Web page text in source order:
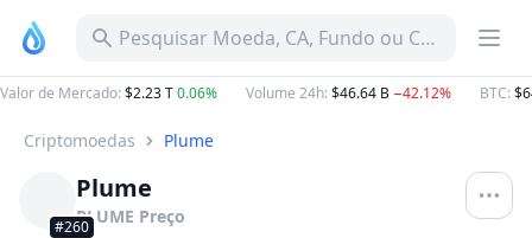
Pesquisar Moeda, CA, Fundo ou Categoria
Valor de Mercado: $2.23 T0.06% Volume 24h: $46.64 B −42.12% BTC:
Criptomoedas Plume
#260
Plume
PLUME Preço